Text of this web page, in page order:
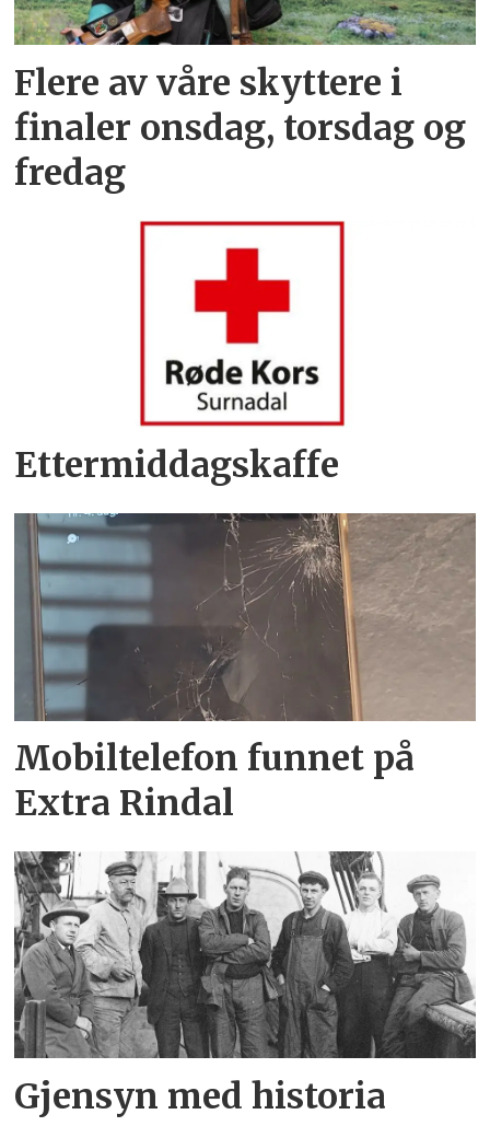
Flere av våre skyttere i
finaler onsdag, torsdag og
fredag
Ettermiddagskaffe
Mobiltelefon funnet på
Extra Rindal
Gjensyn med historia